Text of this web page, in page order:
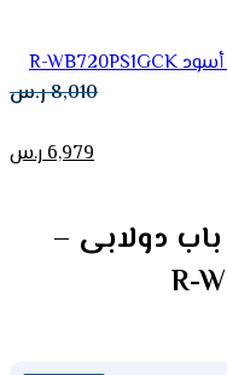
8,010ر.س
6,979ر.س
ثلاجة هيتاشي ١٩ قدم 4 باب دولابى –